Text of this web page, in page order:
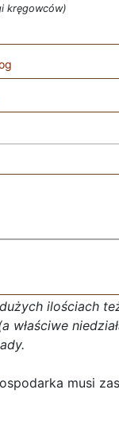
kręgowców)
ilościach
właściwe
musi